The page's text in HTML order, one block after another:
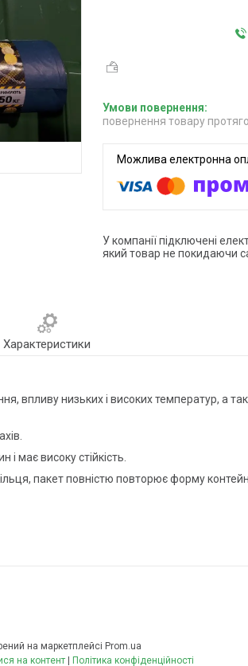
повернення товару
У компанії підключені
який товар не покидаючи
Характеристики
низьких і високих температур, а так
має високу стійкість.
пакет повністю повторює форму
на маркетплейсі Prom.ua
на контент Політика конфіденційності